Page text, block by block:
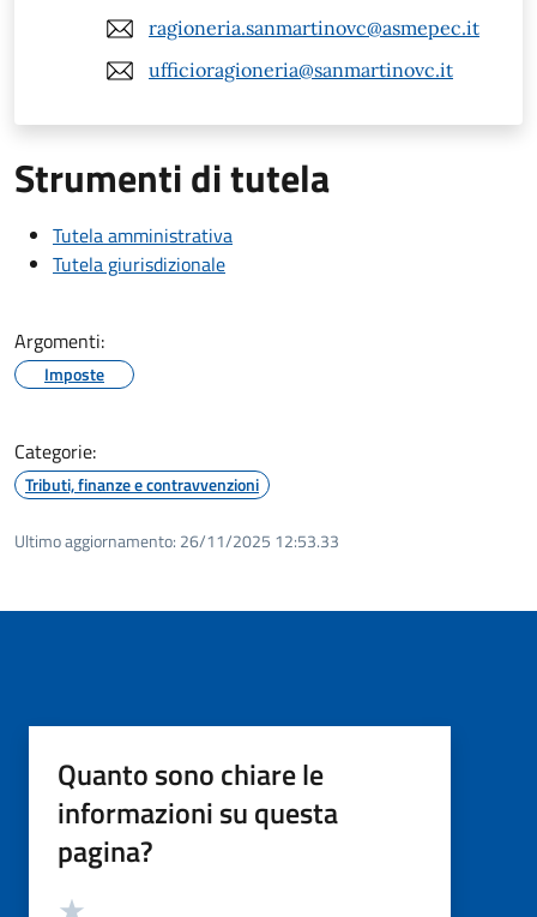
ragioneria.sanmartinovc@asmepec.it
ufficioragioneria@sanmartinovc.it
Strumenti di tutela
Tutela amministrativa
Tutela giurisdizionale
Argomenti:
Imposte
Categorie:
Tributi, finanze e contravvenzioni
Ultimo aggiornamento: 26/11/2025 12:53.33
Quanto sono chiare le
informazioni su questa
pagina?
Valutazione